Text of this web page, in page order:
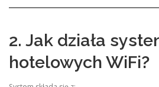
2. Jak działa
hotelowych WiFi?